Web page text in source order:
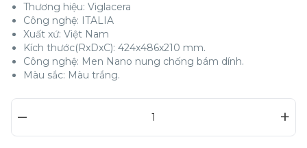
Thương hiệu: Viglacera
Công nghệ: ITALIA
Xuất xứ: Việt Nam
Kích thước(RxDxC): 424x486x210 mm.
Công nghệ: Men Nano nung chống bám dính.
Màu sắc: Màu trắng.
– +